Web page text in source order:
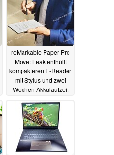
reMarkable Paper Pro
Move: Leak enthüllt
kompakteren E-Reader
mit Stylus und zwei
Wochen Akkulaufzeit